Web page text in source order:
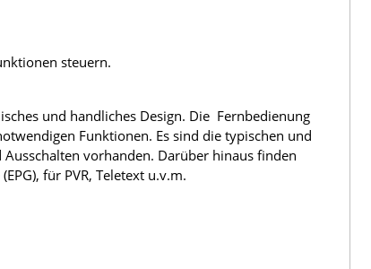
steuern.
und handliches Design. Die Fernbedienung
Funktionen. Es sind die typischen und
vorhanden. Darüber hinaus finden
für PVR, Teletext u.v.m.